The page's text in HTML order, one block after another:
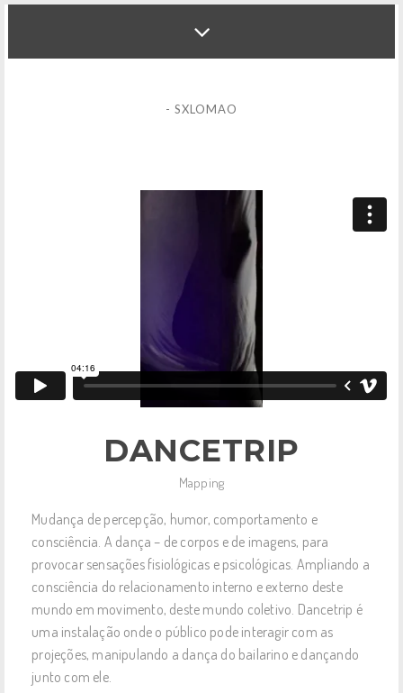
- SXLOMAO
DANCETRIP
Mapping
Mudança de percepção, humor, comportamento e
consciência. A dança – de corpos e de imagens, para
provocar sensações fisiológicas e psicológicas. Ampliando a
consciência do relacionamento interno e externo deste
mundo em movimento, deste mundo coletivo. Dancetrip é
uma instalação onde o público pode interagir com as
projeções, manipulando a dança do bailarino e dançando
junto com ele.